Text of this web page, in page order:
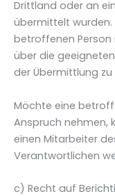
Drittland oder an
übermittelt wurden.
betroffenen Person
über die
der Übermittlung zu
Möchte eine
Anspruch nehmen,
einen Mitarbeiter
Verantwortlichen
c) Recht auf